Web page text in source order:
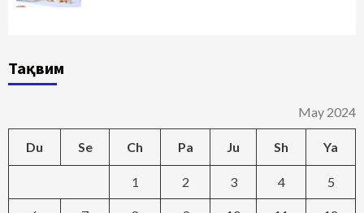
Тақвим
May 2024
Du Se Ch Pa Ju Sh Ya
1 2 3 4 5